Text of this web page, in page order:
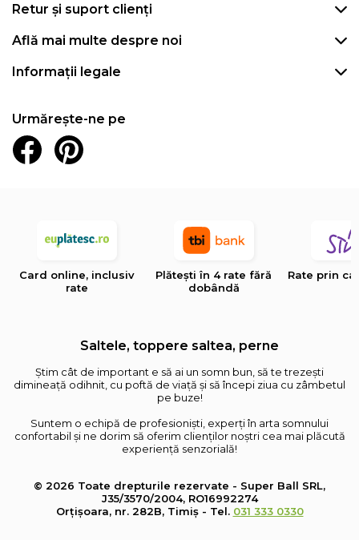
Retur și suport clienți
Află mai multe despre noi
Informații legale
Urmărește-ne pe
Card online, inclusiv
rate
Plătești în 4 rate fără
dobândă
Rate prin
Saltele, toppere saltea, perne
Știm cât de important e să ai un somn bun, să te trezești
dimineață odihnit, cu poftă de viață și să începi ziua cu zâmbetul
pe buze!
Suntem o echipă de profesioniști, experți în arta somnului
confortabil și ne dorim să oferim clienților noștri cea mai plăcută
experiență senzorială!
© 2026 Toate drepturile rezervate - Super Ball SRL,
J35/3570/2004, RO16992274
Orțișoara, nr. 282B, Timiș - Tel. 031 333 0330